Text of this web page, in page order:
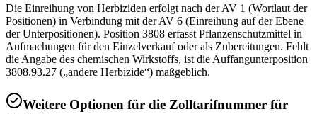
Die Einreihung von Herbiziden erfolgt nach der AV 1 (Wortlaut der
Positionen) in Verbindung mit der AV 6 (Einreihung auf der Ebene
der Unterpositionen). Position 3808 erfasst Pflanzenschutzmittel in
Aufmachungen für den Einzelverkauf oder als Zubereitungen. Fehlt
die Angabe des chemischen Wirkstoffs, ist die Auffangunterposition
3808.93.27 („andere Herbizide“) maßgeblich.
Weitere Optionen für die Zolltarifnummer für